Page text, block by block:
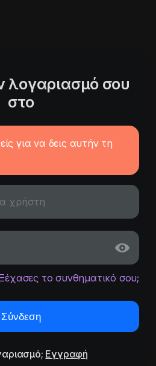
λογαριασμό σου
στο
για να δεις αυτήν τη
Ξέχασες το συνθηματικό σου;
Σύνδεση
Εγγραφή